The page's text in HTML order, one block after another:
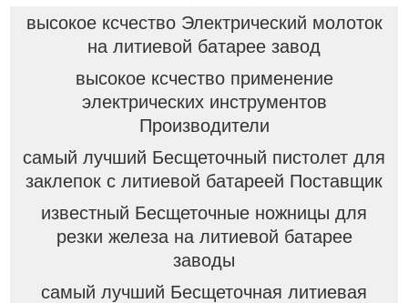
высокое ксчество Электрический молоток
на литиевой батарее завод
высокое ксчество применение
электрических инструментов
Производители
самый лучший Бесщеточный пистолет для
заклепок с литиевой батареей Поставщик
известный Бесщеточные ножницы для
резки железа на литиевой батарее
заводы
самый лучший Бесщеточная литиевая